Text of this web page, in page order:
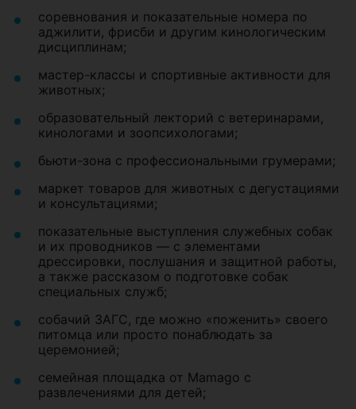
соревнования и показательные номера по
аджилити, фрисби и другим кинологическим
дисциплинам;
мастер-классы и спортивные активности для
животных;
образовательный лекторий с ветеринарами,
кинологами и зоопсихологами;
бьюти-зона с профессиональными грумерами;
маркет товаров для животных с дегустациями
и консультациями;
показательные выступления служебных собак
и их проводников — с элементами
дрессировки, послушания и защитной работы,
а также рассказом о подготовке собак
специальных служб;
собачий ЗАГС, где можно «поженить» своего
питомца или просто понаблюдать за
церемонией;
семейная площадка от Mamago с
развлечениями для детей;